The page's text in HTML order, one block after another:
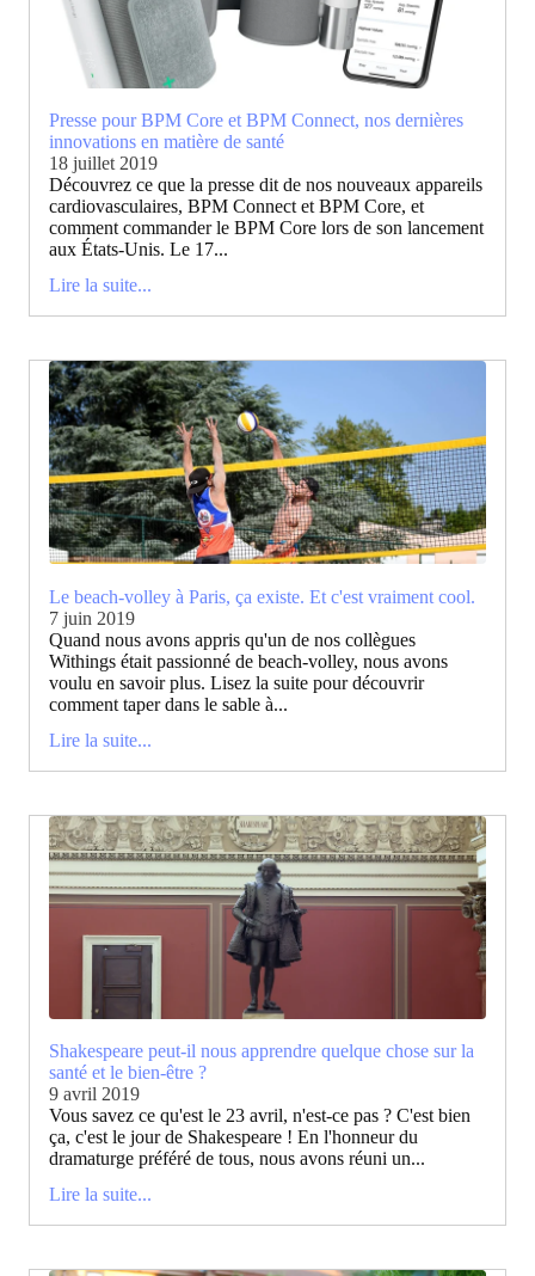
Presse pour BPM Core et BPM Connect, nos dernières
innovations en matière de santé
18 juillet 2019
Découvrez ce que la presse dit de nos nouveaux appareils
cardiovasculaires, BPM Connect et BPM Core, et
comment commander le BPM Core lors de son lancement
aux États-Unis. Le 17...
Lire la suite...
Le beach-volley à Paris, ça existe. Et c'est vraiment cool.
7 juin 2019
Quand nous avons appris qu'un de nos collègues
Withings était passionné de beach-volley, nous avons
voulu en savoir plus. Lisez la suite pour découvrir
comment taper dans le sable à...
Lire la suite...
Shakespeare peut-il nous apprendre quelque chose sur la
santé et le bien-être ?
9 avril 2019
Vous savez ce qu'est le 23 avril, n'est-ce pas ? C'est bien
ça, c'est le jour de Shakespeare ! En l'honneur du
dramaturge préféré de tous, nous avons réuni un...
Lire la suite...